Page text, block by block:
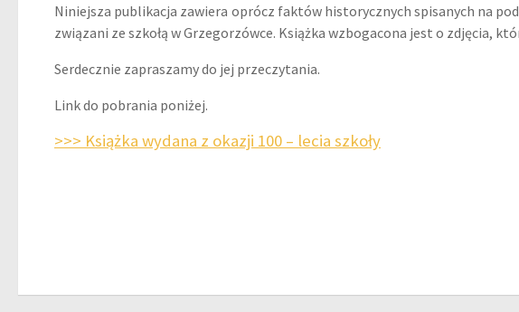
Niniejsza publikacja zawiera oprócz faktów historycznych spisanych na
związani ze szkołą w Grzegorzówce. Książka wzbogacona jest o zdjęcia,
Serdecznie zapraszamy do jej przeczytania.
Link do pobrania poniżej.
>>> Książka wydana z okazji 100 – lecia szkoły